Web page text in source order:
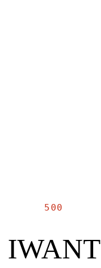
500
IWANT